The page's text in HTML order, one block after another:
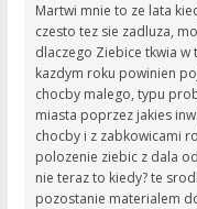
Martwi mnie to ze lata
czesto tez sie zadluza,
dlaczego Ziebice tkwia w
kazdym roku powinien
chocby malego, typu
miasta poprzez jakies
chocby i z zabkowicami
polozenie ziebic z dala
nie teraz to kiedy? te
pozostanie materialem